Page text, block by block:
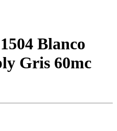
Blanco
Gris 60mc